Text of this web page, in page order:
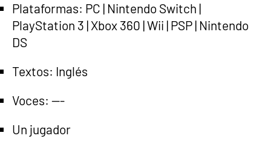
Plataformas: PC | Nintendo Switch |
PlayStation 3 | Xbox 360 | Wii | PSP | Nintendo
DS
Textos: Inglés
Voces: ---
Un jugador